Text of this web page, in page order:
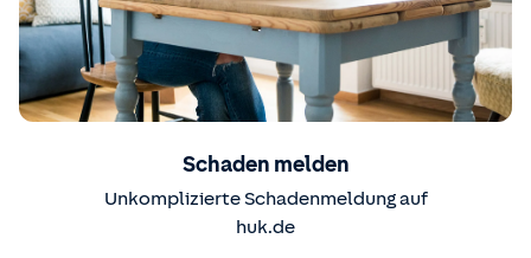
Schaden melden
Unkomplizierte Schadenmeldung auf
huk.de